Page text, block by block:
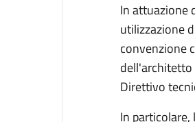
In attuazione
utilizzazione
convenzione
dell'architetto
Direttivo
In